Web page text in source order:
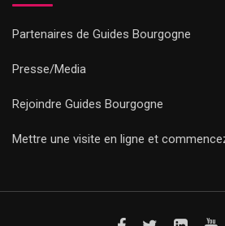
Partenaires de Guides Bourgogne
Presse/Media
Rejoindre Guides Bourgogne
Mettre une visite en ligne et